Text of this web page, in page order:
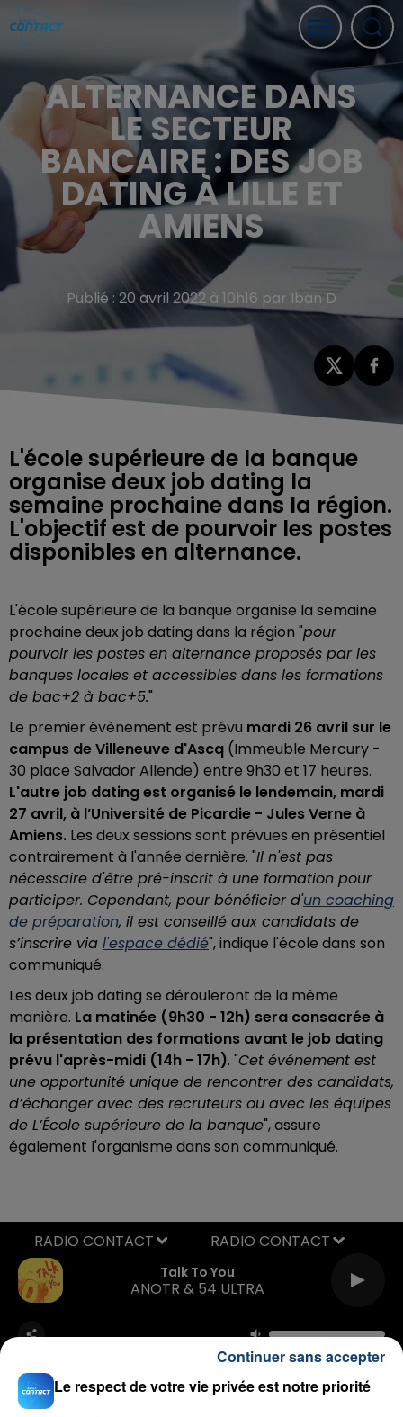
ALTERNANCE DANS
LE SECTEUR
BANCAIRE : DES JOB
DATING À LILLE ET
AMIENS
Publié : 20 avril 2022 à 10h16 par Iban D
L'école supérieure de la banque
organise deux job dating la
semaine prochaine dans la région.
L'objectif est de pourvoir les postes
disponibles en alternance.
L'école supérieure de la banque organise la semaine
prochaine deux job dating dans la région "pour
pourvoir les postes en alternance proposés par les
banques locales et accessibles dans les formations
de bac+2 à bac+5."
Le premier évènement est prévu mardi 26 avril sur le
campus de Villeneuve d'Ascq (Immeuble Mercury -
30 place Salvador Allende) entre 9h30 et 17 heures.
L'autre job dating est organisé le lendemain, mardi
27 avril, à l’Université de Picardie - Jules Verne à
Amiens. Les deux sessions sont prévues en présentiel
contrairement à l'année dernière. "Il n'est pas
nécessaire d'être pré-inscrit à une formation pour
participer. Cependant, pour bénéficier d'un coaching
de préparation, il est conseillé aux candidats de
s’inscrire via l'espace dédié", indique l'école dans son
communiqué.
Les deux job dating se dérouleront de la même
manière. La matinée (9h30 - 12h) sera consacrée à
la présentation des formations avant le job dating
prévu l'après-midi (14h - 17h). "Cet événement est
une opportunité unique de rencontrer des candidats,
d’échanger avec des recruteurs ou avec les équipes
de L’École supérieure de la banque", assure
également l'organisme dans son communiqué.
Talk To You
ANOTR & 54 ULTRA
RADIO CONTACT
Le respect de votre vie privée est notre priorité
Continuer sans accepter